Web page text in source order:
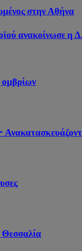
στην Αθήνα
ανακοίνωσε η
ομβρίων